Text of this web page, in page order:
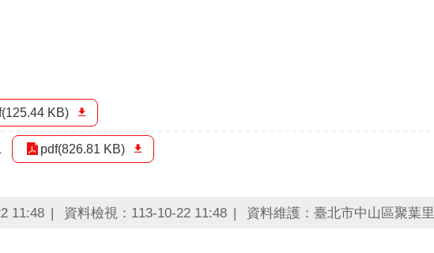
KB)
pdf(826.81 KB)
11:48 資料檢視：113-10-22 11:48 資料維護：臺北市中山區聚葉里